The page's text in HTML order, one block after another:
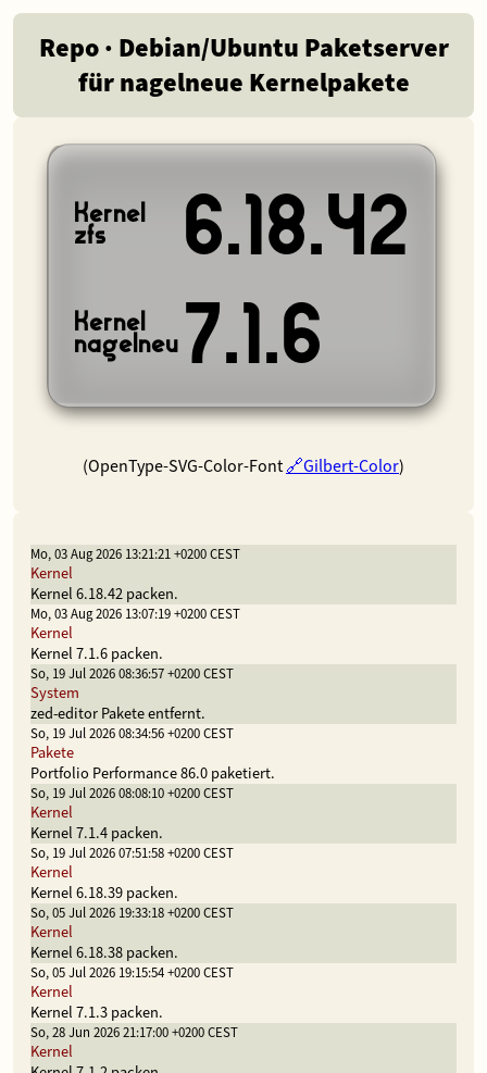
Repo · Debian/Ubuntu Paketserver
für nagelneue Kernelpakete
Kernel
zfs
Kernel
nagelneu
6.18.42
7.1.6
(OpenType-SVG-Color-Font Gilbert-Color)
Mo, 03 Aug 2026 13:21:21 +0200 CEST
Kernel
Kernel 6.18.42 packen.
Mo, 03 Aug 2026 13:07:19 +0200 CEST
Kernel
Kernel 7.1.6 packen.
So, 19 Jul 2026 08:36:57 +0200 CEST
System
zed-editor Pakete entfernt.
So, 19 Jul 2026 08:34:56 +0200 CEST
Pakete
Portfolio Performance 86.0 paketiert.
So, 19 Jul 2026 08:08:10 +0200 CEST
Kernel
Kernel 7.1.4 packen.
So, 19 Jul 2026 07:51:58 +0200 CEST
Kernel
Kernel 6.18.39 packen.
So, 05 Jul 2026 19:33:18 +0200 CEST
Kernel
Kernel 6.18.38 packen.
So, 05 Jul 2026 19:15:54 +0200 CEST
Kernel
Kernel 7.1.3 packen.
So, 28 Jun 2026 21:17:00 +0200 CEST
Kernel